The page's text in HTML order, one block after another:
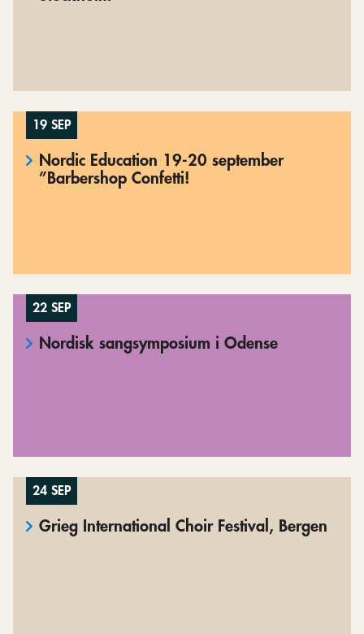
19 SEP
Nordic Education 19-20 september
”Barbershop Confetti!
22 SEP
Nordisk sangsymposium i Odense
24 SEP
Grieg International Choir Festival, Bergen